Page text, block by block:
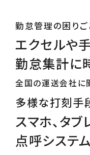
勤怠管理の困りご
エクセルや
勤怠集計に
全国の運送会社に
多様な打刻手
スマホ、タブ
点呼システ